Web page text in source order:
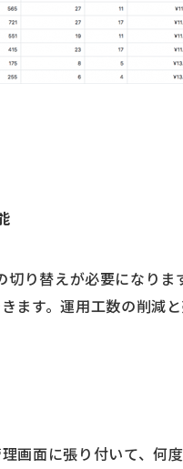
り替えが必要になり
ます。運用工数の削減
画面に張り付いて、何